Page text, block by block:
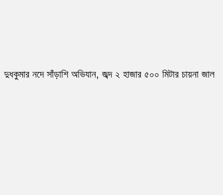
দুধকুমার নদে সাঁড়াশি অভিযান, জব্দ ২ হাজার ৫০০ মিটার চায়না জাল